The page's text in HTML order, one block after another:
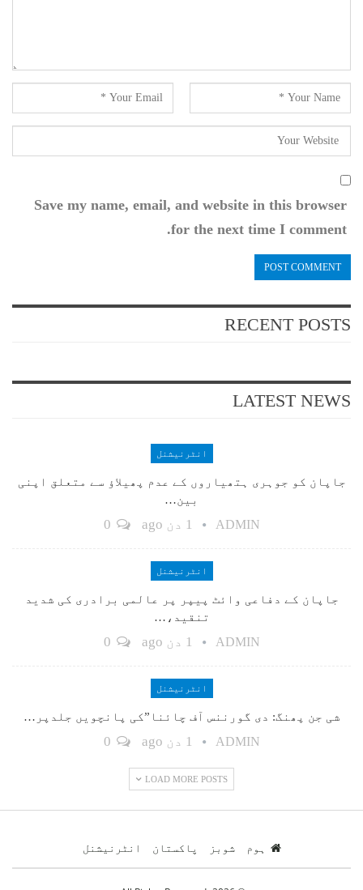
Save my name, email, and website in this browser
for the next time I comment.
RECENT POSTS
LATEST NEWS
انٹرنیشنل
جاپان کو جوہری ہتھیاروں کے عدم پھیلاؤ سے متعلق اپنی
بین…
ADMIN 1 دن ago
انٹرنیشنل
جاپان کے دفاعی وائٹ پیپر پر عالمی برادری کی شدید
تنقید،…
ADMIN 1 دن ago
انٹرنیشنل
شی جن پھنگ: دی گورننس آف چائنا”کی پانچویں جلدپر…
ADMIN 1 دن ago
LOAD MORE POSTS
ہوم شوبز پاکستان انٹرنیشنل